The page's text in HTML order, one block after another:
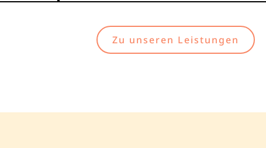
Zu unseren Leistungen